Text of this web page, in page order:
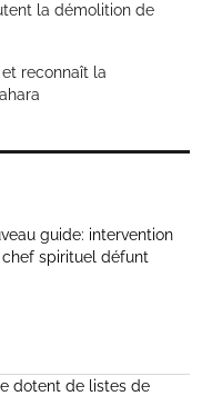
la démolition de
reconnaît la
guide: intervention
spirituel défunt
dotent de listes de